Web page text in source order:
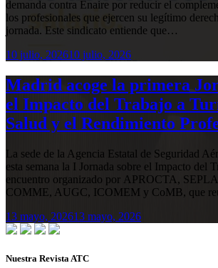
demanda contra Enaire por reducir el
los profesionales que ejercen su legítimo
jornada. Este sindicato entiende que…
10 julio, 202610 julio, 2026
Madrid acoge la primera
el Impacto del Trabajo a
Salud y el Rendimiento
La sede de la Agencia Estatal de Seguridad
esta semana la I Jornada sobre el Impacto del
encuentro organizado por APROCTA,
COMME, AUGC, ICOMEM y CoMB, que
13 mayo, 202613 mayo, 2026
Nuestra Revista ATC